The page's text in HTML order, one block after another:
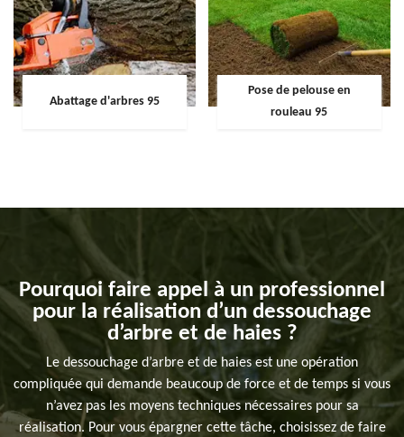
Abattage d'arbres 95
Pose de pelouse en
rouleau 95
Pourquoi faire appel à un professionnel
pour la réalisation d’un dessouchage
d’arbre et de haies ?
Le dessouchage d’arbre et de haies est une opération
compliquée qui demande beaucoup de force et de temps si vous
n’avez pas les moyens techniques nécessaires pour sa
réalisation. Pour vous épargner cette tâche, choisissez de faire